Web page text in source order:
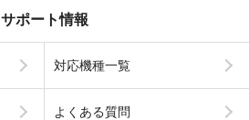
サポート情報
対応機種一覧
よくある質問